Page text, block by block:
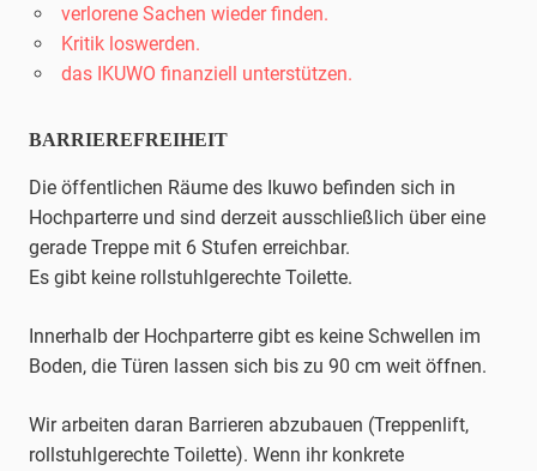
verlorene Sachen wieder finden.
Kritik loswerden.
das IKUWO finanziell unterstützen.
BARRIEREFREIHEIT
Die öffentlichen Räume des Ikuwo befinden sich in
Hochparterre und sind derzeit ausschließlich über eine
gerade Treppe mit 6 Stufen erreichbar.
Es gibt keine rollstuhlgerechte Toilette.
Innerhalb der Hochparterre gibt es keine Schwellen im
Boden, die Türen lassen sich bis zu 90 cm weit öffnen.
Wir arbeiten daran Barrieren abzubauen (Treppenlift,
rollstuhlgerechte Toilette). Wenn ihr konkrete